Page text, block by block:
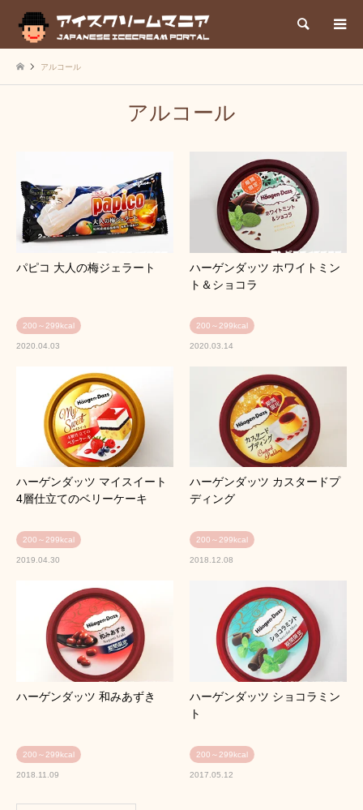
検索
アルコール
アルコール
パピコ 大人の梅ジェラート
200～299kcal
2020.04.03
ハーゲンダッツ ホワイトミン
ト＆ショコラ
200～299kcal
2020.03.14
ハーゲンダッツ マイスイート
4層仕立てのベリーケーキ
200～299kcal
2019.04.30
ハーゲンダッツ カスタードプ
ディング
200～299kcal
2018.12.08
ハーゲンダッツ 和みあずき
200～299kcal
2018.11.09
ハーゲンダッツ ショコラミン
ト
200～299kcal
2017.05.12